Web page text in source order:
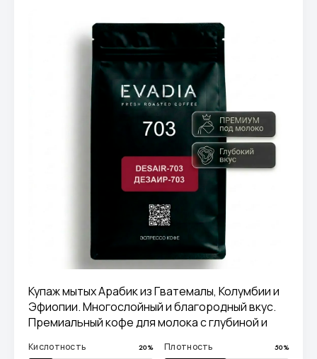
Купаж мытых Арабик из Гватемалы, Колумбии и
Эфиопии. Многослойный и благородный вкус.
Премиальный кофе для молока с глубиной и
Кислотность 20% Плотность 50%